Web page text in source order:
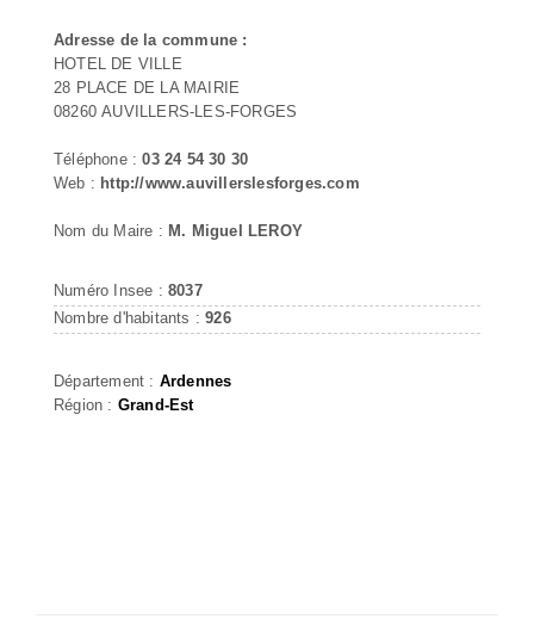
Adresse de la commune :
HOTEL DE VILLE
28 PLACE DE LA MAIRIE
08260 AUVILLERS-LES-FORGES
Téléphone :03 24 54 30 30
Web : http://www.auvillerslesforges.com
Nom du Maire : M. Miguel LEROY
Numéro Insee : 8037
Nombre d'habitants :926
Département : Ardennes
Région : Grand-Est